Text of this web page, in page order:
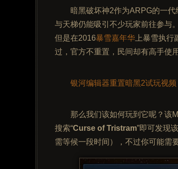
暗黑破坏神2作为ARPG的一
与天梯仍能吸引不少玩家前往参与
但是在2016暴雪嘉年华上暴雪执行
过，官方不重置，民间却有高手使用
银河编辑器重置暗黑2试玩视频
那么我们该如何玩到它呢？该
搜索“Curse of Tristram”即可发现
需等候一段时间），不过你可能需